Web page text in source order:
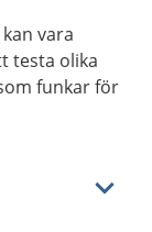
vara
testa olika
funkar för